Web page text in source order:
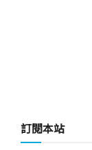
訂閱本站